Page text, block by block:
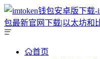
首页